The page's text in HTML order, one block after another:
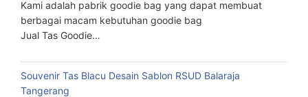
Kami adalah pabrik goodie bag yang dapat membuat
berbagai macam kebutuhan goodie bag
Jual Tas Goodie…
Souvenir Tas Blacu Desain Sablon RSUD Balaraja
Tangerang